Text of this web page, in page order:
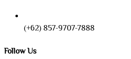
(+62) 857-9707-7888
Follow Us